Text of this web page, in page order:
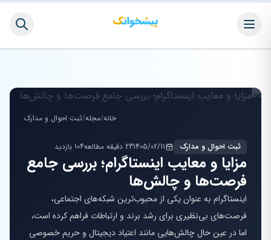
خانه/مجله/ثبت احوال و مدارک
ثبت احوال و مدارک 1405/02/1123 دقیقه مطالعه 104 بازدید
مزایا و معایب اینستاگرام؛ بررسی جامع
فرصت‌ها و چالش‌ها
اینستاگرام به عنوان یکی از محبوب‌ترین شبکه‌های اجتماعی،
فرصت‌های بی‌نظیری برای رشد برند و ارتباطات فراهم کرده است،
اما در عین حال چالش‌هایی مانند اعتیاد دیجیتال و حریم خصوصی